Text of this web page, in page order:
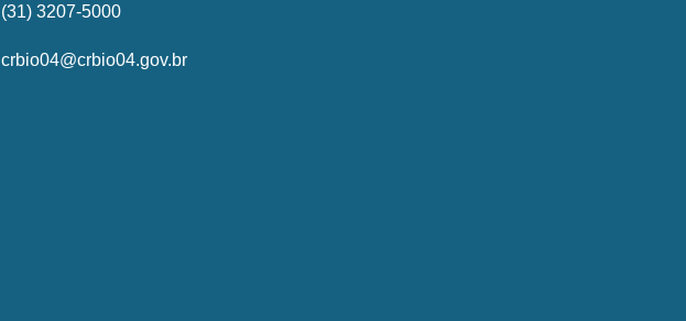
(31) 3207-5000
crbio04@crbio04.gov.br